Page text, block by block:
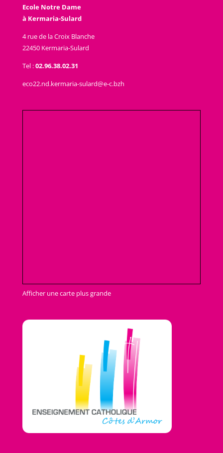
Ecole Notre Dame
à Kermaria-Sulard
4 rue de la Croix Blanche
22450 Kermaria-Sulard
Tel :02.96.38.02.31
eco22.nd.kermaria-sulard@e-c.bzh
Afficher une carte plus grande